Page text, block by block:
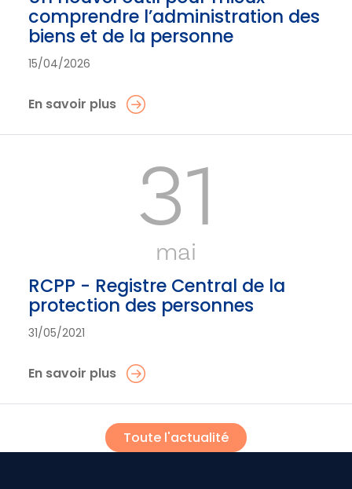
comprendre l’administration des
biens et de la personne
15/04/2026
En savoir plus
31
mai
RCPP - Registre Central de la
protection des personnes
31/05/2021
En savoir plus
Toute l'actualité